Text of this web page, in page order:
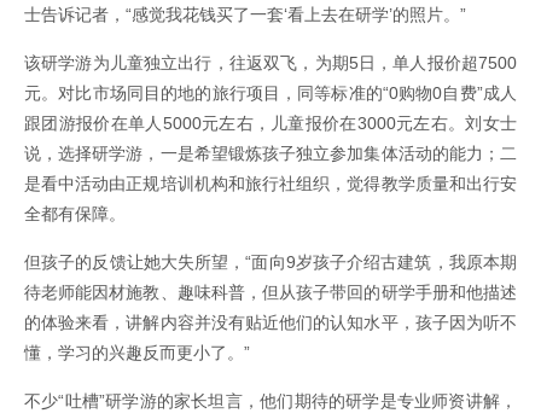
士告诉记者，“感觉我花钱买了一套‘看上去在研学’的照片。”
该研学游为儿童独立出行，往返双飞，为期5日，单人报价超7500
元。对比市场同目的地的旅行项目，同等标准的“0购物0自费”成人
跟团游报价在单人5000元左右，儿童报价在3000元左右。刘女士
说，选择研学游，一是希望锻炼孩子独立参加集体活动的能力；二
是看中活动由正规培训机构和旅行社组织，觉得教学质量和出行安
全都有保障。
但孩子的反馈让她大失所望，“面向9岁孩子介绍古建筑，我原本期
待老师能因材施教、趣味科普，但从孩子带回的研学手册和他描述
的体验来看，讲解内容并没有贴近他们的认知水平，孩子因为听不
懂，学习的兴趣反而更小了。”
不少“吐槽”研学游的家长坦言，他们期待的研学是专业师资讲解，